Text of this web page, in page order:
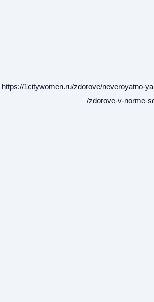
https://1citywomen.ru/zdorove/neveroyatno-
zdorove-v-norme-